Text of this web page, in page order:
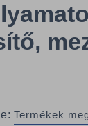
Termékek